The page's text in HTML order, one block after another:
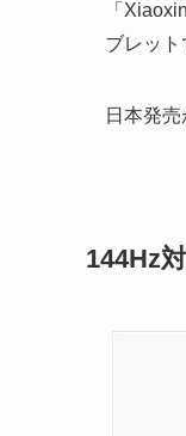
「
ブレット
日本発
144Hz